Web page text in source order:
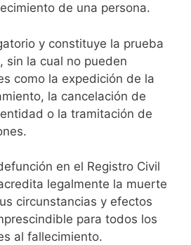
de una persona.
y constituye la prueba
sin la cual no pueden
como la expedición de la
la cancelación de
o la tramitación de
en el Registro Civil
legalmente la muerte
circunstancias y efectos
para todos los
al fallecimiento.